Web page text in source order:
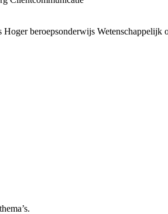
Hoger beroepsonderwijs Wetenschappelijk